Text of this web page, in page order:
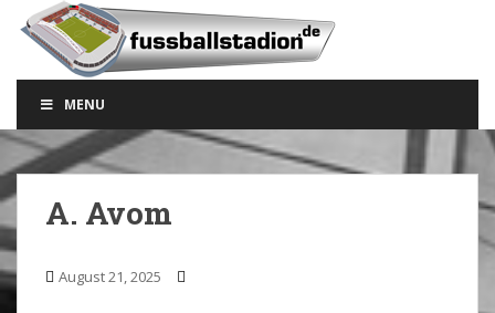
o
m
c
o
MENU
A. Avom
August 21, 2025